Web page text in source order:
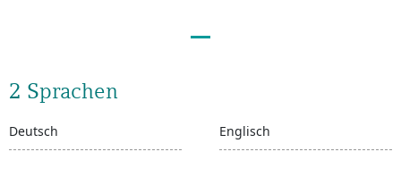
2 Sprachen
Deutsch Englisch